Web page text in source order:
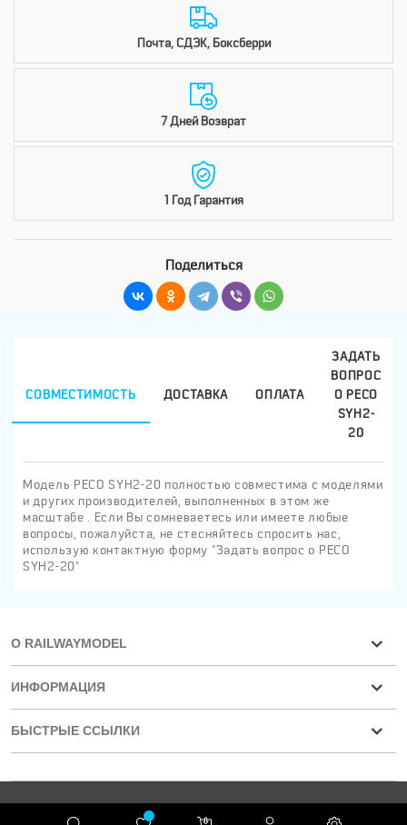
Почта, СДЭК, Боксберри
7 Дней Возврат
1 Год Гарантия
Поделиться
СОВМЕСТИМОСТЬ ДОСТАВКА ОПЛАТА
ЗАДАТЬ
ВОПРОС
О PECO
SYH2-
20
Модель PECO SYH2-20 полностью совместима с моделями
и других производителей, выполненных в этом же
масштабе . Если Вы сомневаетесь или имеете любые
вопросы, пожалуйста, не стесняйтесь спросить нас,
использую контактную форму "Задать вопрос о PECO
SYH2-20"
О RAILWAYMODEL
ИНФОРМАЦИЯ
БЫСТРЫЕ ССЫЛКИ
RAILWAYMODEL.COM ©2001-2026